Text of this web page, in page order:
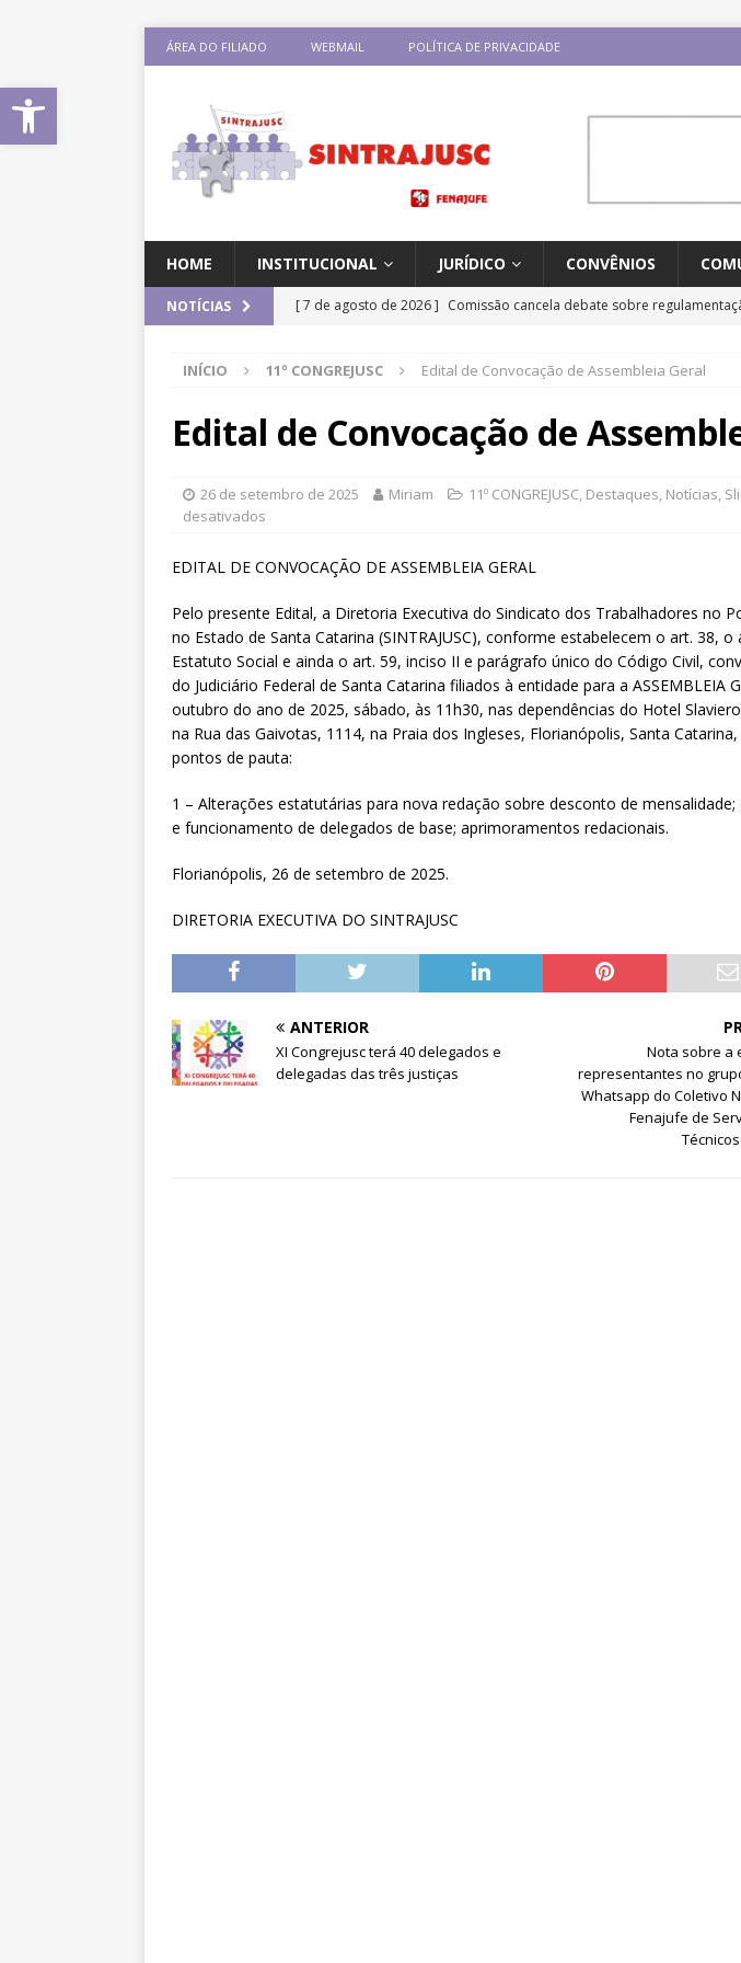
Abrir a barra de ferramentas
ÁREA DO FILIADO WEBMAIL POLÍTICA DE PRIVACIDADE
HOME INSTITUCIONAL JURÍDICO CONVÊNIOS
NOTÍCIAS [ 7 de agosto de 2026 ] Comissão cancela debate sobre
[ 7 de agosto de 2026 ] Salário e carreira: CNJ aprova proposta
previsão de reajuste de 8%; Sintrajusc faz mobilização dia 13/8 pela
[ 6 de agosto de 2026 ]
Sintrajusc participará do 20º Encontro
[ 6 de agosto de 2026 ] Fenajufe se reúne com a nova coordenadora
CNJ para tratar da retomada dos trabalhos
DESTAQUES
[ 7 de agosto de 2026 ] Dia 13 tem paralisação de duas horas. Veja
DESTAQUES
INÍCIO 11º CONGREJUSC Edital de Convocação de Assembleia Geral
Edital de Convocação de
26 de setembro de 2025 Miriam 11º CONGREJUSC, Destaques, Notícias,
desativados
EDITAL DE CONVOCAÇÃO DE ASSEMBLEIA GERAL
Pelo presente Edital, a Diretoria Executiva do Sindicato dos Trabalhadores no
no Estado de Santa Catarina (SINTRAJUSC), conforme estabelecem o art. 38, o
Estatuto Social e ainda o art. 59, inciso II e parágrafo único do Código Civil,
do Judiciário Federal de Santa Catarina filiados à entidade para a ASSEMBLEIA
outubro do ano de 2025, sábado, às 11h30, nas dependências do Hotel
na Rua das Gaivotas, 1114, na Praia dos Ingleses, Florianópolis, Santa
pontos de pauta:
1 – Alterações estatutárias para nova redação sobre desconto de
e funcionamento de delegados de base; aprimoramentos redacionais.
Florianópolis, 26 de setembro de 2025.
DIRETORIA EXECUTIVA DO SINTRAJUSC
ANTERIOR
XI Congrejusc terá 40 delegados e
delegadas das três justiças
Nota sobre a
representantes no
Whatsapp do Coletivo
Fenajufe de